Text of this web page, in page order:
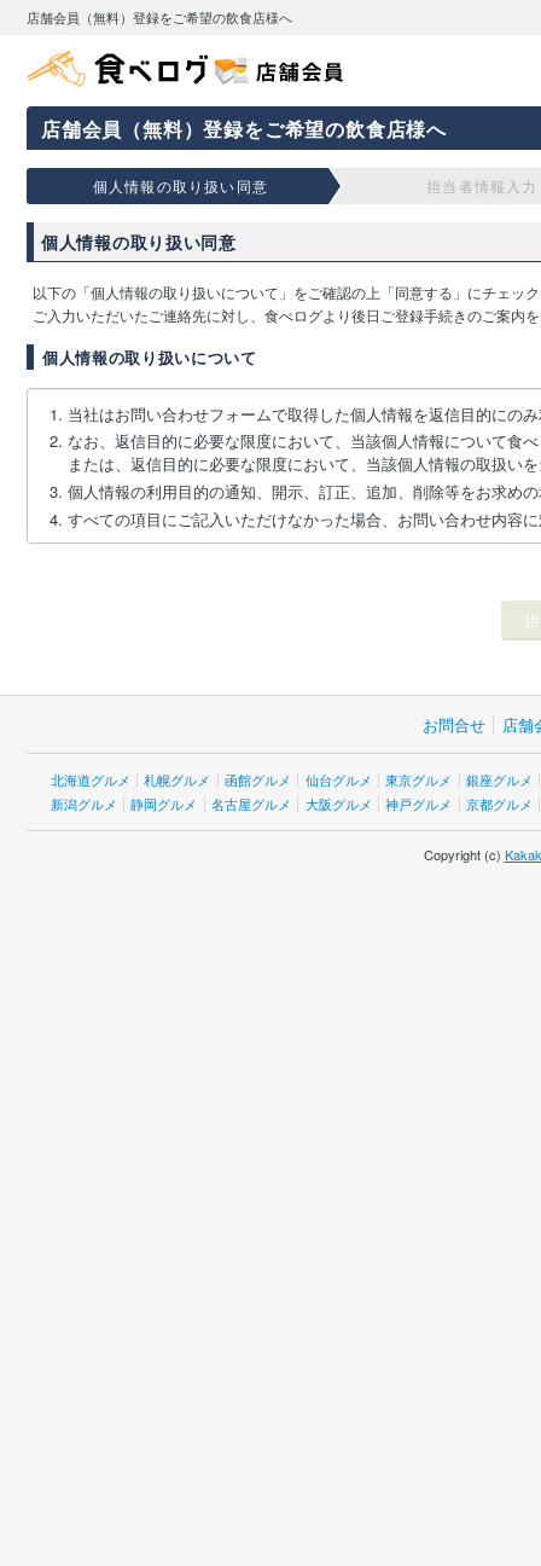
店舗会員（無料）登録をご希望の飲食店様へ
店舗会員（無料）登録をご希望の飲食店様へ
個人情報の取り扱い同意 担当者情報入力
個人情報の取り扱い同意
以下の「個人情報の取り扱いについて」をご確認の上「同意する」にチェッ
ご入力いただいたご連絡先に対し、食べログより後日ご登録手続きのご案内
個人情報の取り扱いについて
当社はお問い合わせフォームで取得した個人情報を返信目的にの
なお、返信目的に必要な限度において、当該個人情報について食
または、返信目的に必要な限度において、当該個人情報の取扱い
個人情報の利用目的の通知、開示、訂正、追加、削除等をお求め
すべての項目にご記入いただけなかった場合、お問い合わせ内容
お問合せ 店舗
北海道グルメ 札幌グルメ 函館グルメ 仙台グルメ 東京グルメ
銀座グルメ
新潟グルメ
静岡グルメ 名古屋グルメ 大阪グルメ 神戸グルメ 京都グルメ
Copyright (c)